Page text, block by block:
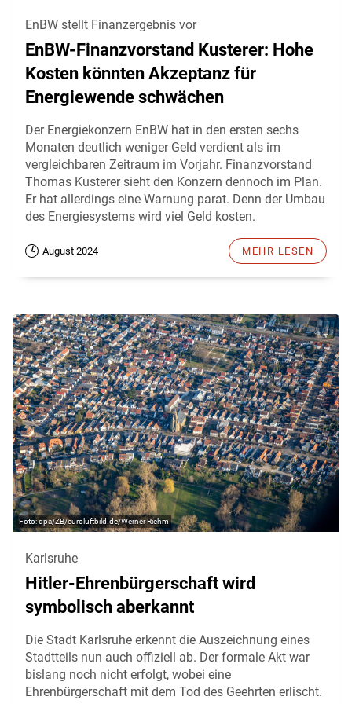
EnBW stellt Finanzergebnis vor
EnBW-Finanzvorstand Kusterer: Hohe
Kosten könnten Akzeptanz für
Energiewende schwächen
Der Energiekonzern EnBW hat in den ersten sechs
Monaten deutlich weniger Geld verdient als im
vergleichbaren Zeitraum im Vorjahr. Finanzvorstand
Thomas Kusterer sieht den Konzern dennoch im Plan.
Er hat allerdings eine Warnung parat. Denn der Umbau
des Energiesystems wird viel Geld kosten.
August 2024 MEHR LESEN
dpa/ZB/euroluftbild.de/Werner Riehm
Karlsruhe
Hitler-Ehrenbürgerschaft wird
symbolisch aberkannt
Die Stadt Karlsruhe erkennt die Auszeichnung eines
Stadtteils nun auch offiziell ab. Der formale Akt war
bislang noch nicht erfolgt, wobei eine
Ehrenbürgerschaft mit dem Tod des Geehrten erlischt.